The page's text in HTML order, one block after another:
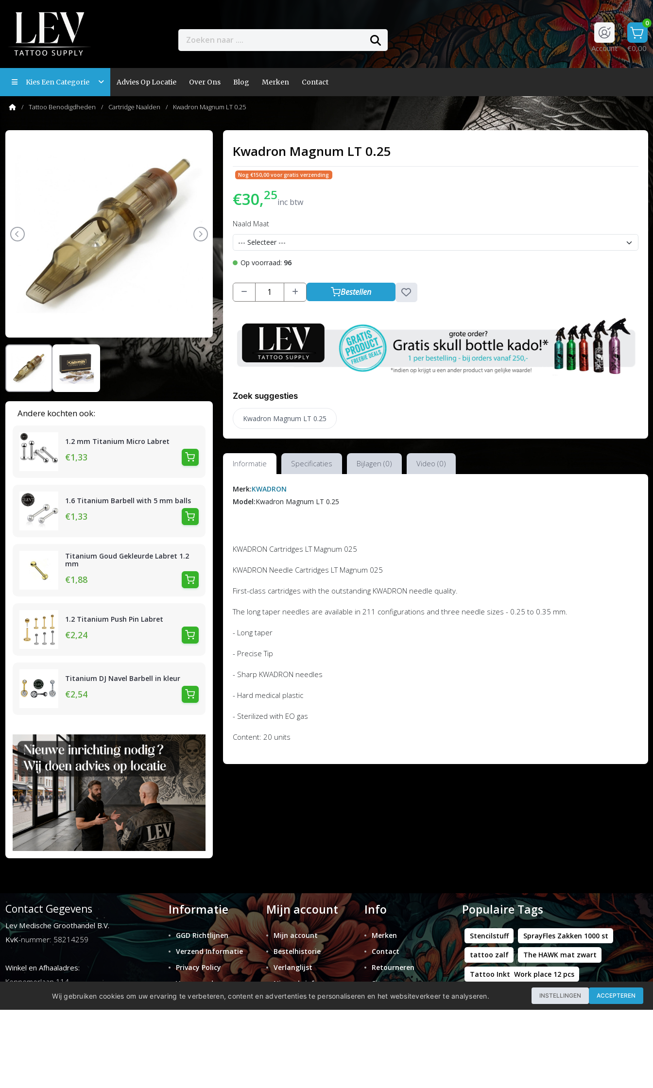
0
€0,00
Account
Kies Een Categorie Advies Op Locatie Over Ons Blog Merken Contact
Tattoo Benodigdheden Cartridge Naalden Kwadron Magnum LT 0.25
Andere kochten ook:
1.2 mm Titanium Micro Labret
€1,33
1.6 Titanium Barbell with 5 mm balls
€1,33
Titanium Goud Gekleurde Labret 1.2
mm
€1,88
1.2 Titanium Push Pin Labret
€2,24
Titanium DJ Navel Barbell in kleur
€2,54
Kwadron Magnum LT 0.25
Nog €150,00 voor gratis verzending
€30,25inc btw
Naald Maat
Op voorraad: 96
Bestellen
Zoek suggesties
Kwadron Magnum LT 0.25
Informatie Specificaties Bijlagen (0) Video (0)
Merk:KWADRON
Model:Kwadron Magnum LT 0.25
KWADRON Cartridges LT Magnum 025
KWADRON Needle Cartridges LT Magnum 025
First-class cartridges with the outstanding KWADRON needle quality.
The long taper needles are available in 211 configurations and three needle sizes - 0.25 to 0.35 mm.
- Long taper
- Precise Tip
- Sharp KWADRON needles
- Hard medical plastic
- Sterilized with EO gas
Content: 20 units
Contact Gegevens
Lev Medische Groothandel B.V.
KvK-nummer: 58214259
Winkel en Afhaaladres:
Kennemerlaan 114
1972ER ijmuiden
Informatie
GGD Richtlijnen
Verzend Informatie
Privacy Policy
Voorwaarden
Retouren
Mijn account
Mijn account
Bestelhistorie
Verlanglijst
Nieuwsbrief
Info
Merken
Contact
Retourneren
Sitemap
Populaire Tags
Stencilstuff SprayFles Zakken 1000 st
tattoo zalf The HAWK mat zwart
Tattoo Inkt Work place 12 pcs
Hustle Butter Deluxe Zakjes
Professional - Workstation Pro - Matt Black
Wij gebruiken cookies om uw ervaring te verbeteren, content en advertenties te personaliseren en het websiteverkeer te analyseren. INSTELLINGEN ACCEPTEREN